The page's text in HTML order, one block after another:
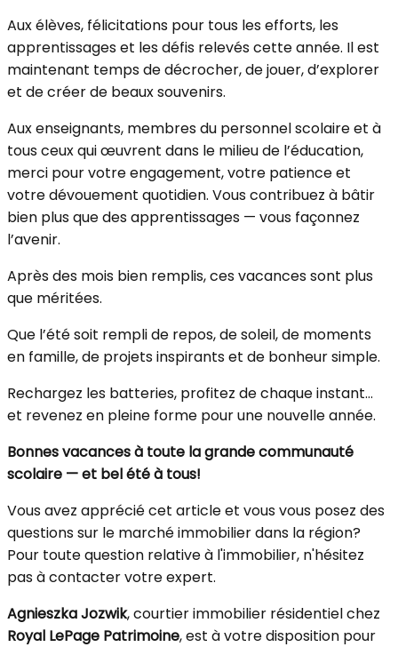
Aux élèves, félicitations pour tous les efforts, les
apprentissages et les défis relevés cette année. Il est
maintenant temps de décrocher, de jouer, d’explorer
et de créer de beaux souvenirs.
Aux enseignants, membres du personnel scolaire et à
tous ceux qui œuvrent dans le milieu de l’éducation,
merci pour votre engagement, votre patience et
votre dévouement quotidien. Vous contribuez à bâtir
bien plus que des apprentissages — vous façonnez
l’avenir.
Après des mois bien remplis, ces vacances sont plus
que méritées.
Que l’été soit rempli de repos, de soleil, de moments
en famille, de projets inspirants et de bonheur simple.
Rechargez les batteries, profitez de chaque instant…
et revenez en pleine forme pour une nouvelle année.
Bonnes vacances à toute la grande communauté
scolaire — et bel été à tous!
Vous avez apprécié cet article et vous vous posez des
questions sur le marché immobilier dans la région?
Pour toute question relative à l'immobilier, n'hésitez
pas à contacter votre expert.
Agnieszka Jozwik, courtier immobilier résidentiel chez
Royal LePage Patrimoine, est à votre disposition pour